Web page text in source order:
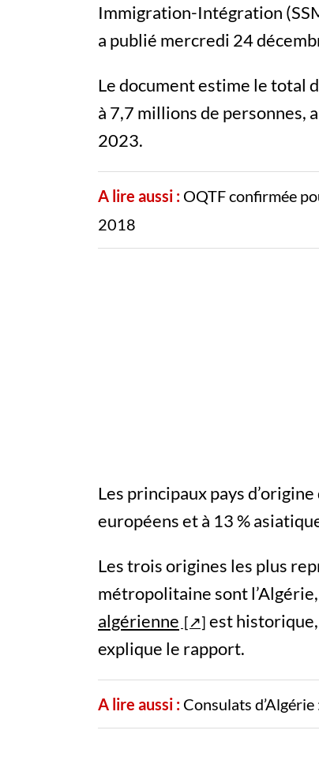
Immigration-Intégration
a publié mercredi 24
Le document estime le total
à 7,7 millions de personnes,
2023.
A lire aussi : OQTF confirmée
2018
Les principaux pays
européens et à 13 %
Les trois origines les plus
métropolitaine sont
algérienne
est historique,
explique le rapport.
A lire aussi : Consulats